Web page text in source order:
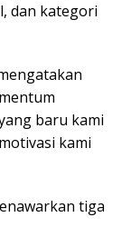
dan kategori
baru kami
kami
tiga